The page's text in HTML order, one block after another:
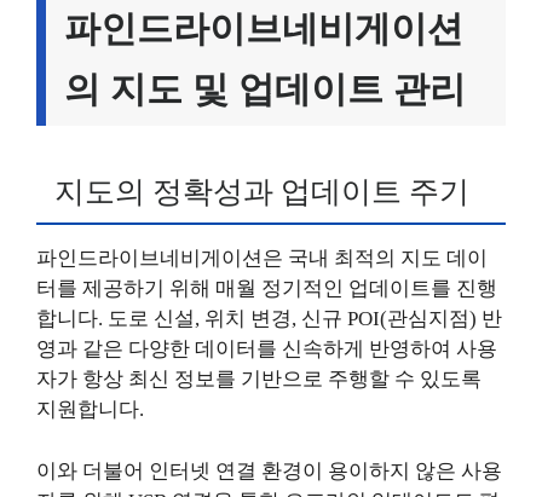
파인드라이브네비게이션
의 지도 및 업데이트 관리
지도의 정확성과 업데이트 주기
파인드라이브네비게이션은 국내 최적의 지도 데이
터를 제공하기 위해 매월 정기적인 업데이트를 진행
합니다. 도로 신설, 위치 변경, 신규 POI(관심지점) 반
영과 같은 다양한 데이터를 신속하게 반영하여 사용
자가 항상 최신 정보를 기반으로 주행할 수 있도록
지원합니다.
이와 더불어 인터넷 연결 환경이 용이하지 않은 사용